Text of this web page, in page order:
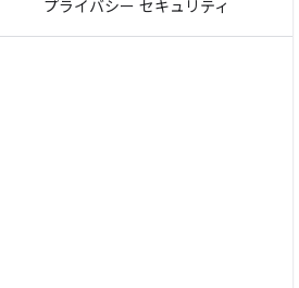
プライバシー セキュリティ